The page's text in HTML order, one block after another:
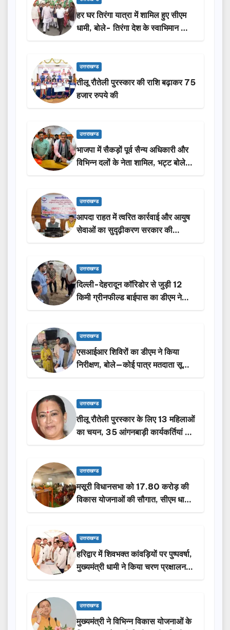
हर घर तिरंगा यात्रा में शामिल हुए सीएम
धामी, बोले- तिरंगा देश के स्वाभिमान का
प्रतीक
उत्तराखण्ड
तीलू रौतेली पुरस्कार की राशि बढ़ाकर 75
हजार रुपये की
उत्तराखण्ड
भाजपा में सैकड़ों पूर्व सैन्य अधिकारी और
विभिन्न दलों के नेता शामिल, भट्ट बोले-
2027 में जीत की हैट्रिक लगाएगी पार्टी
उत्तराखण्ड
आपदा राहत में त्वरित कार्रवाई और आयुष
सेवाओं का सुदृढ़ीकरण सरकार की
प्राथमिकता: मदन कौशिक
उत्तराखण्ड
दिल्ली-देहरादून कॉरिडोर से जुड़ी 12
किमी ग्रीनफील्ड बाईपास का डीएम ने
किया निरीक्षण…
उत्तराखण्ड
एसआईआर शिविरों का डीएम ने किया
निरीक्षण, बोले—कोई पात्र मतदाता सूची
से न छूटे…
उत्तराखण्ड
तीलू रौतेली पुरस्कार के लिए 13 महिलाओं
का चयन, 35 आंगनबाड़ी कार्यकर्तियां भी
होंगी सम्मानित…
उत्तराखण्ड
मसूरी विधानसभा को 17.80 करोड़ की
विकास योजनाओं की सौगात, सीएम धामी
ने किया लोकार्पण-शिलान्यास.
उत्तराखण्ड
हरिद्वार में शिवभक्त कांवड़ियों पर पुष्पवर्षा,
मुख्यमंत्री धामी ने किया चरण प्रक्षालन…
उत्तराखण्ड
मुख्यमंत्री ने विभिन्न विकास योजनाओं के